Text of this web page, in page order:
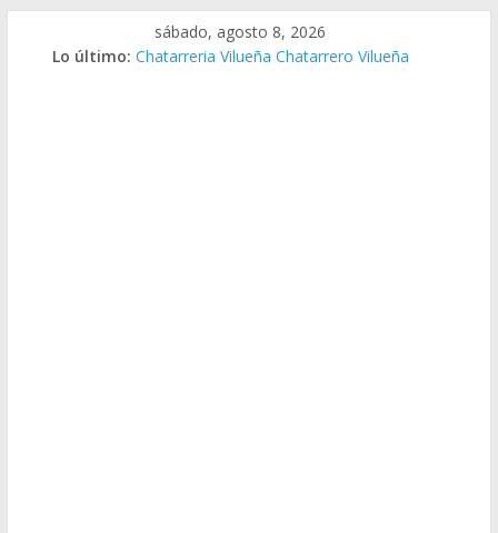
sábado, agosto 8, 2026
Lo último: Chatarreria Vilueña Chatarrero Vilueña